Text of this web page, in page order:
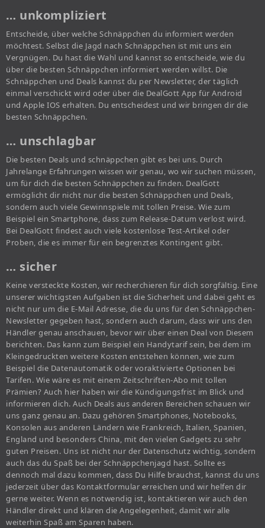
… unkompliziert
Entscheide, über welche Schnäppchen du informiert werden
möchtest. Selbst die Jagd nach Schnäppchen ist mit uns ein
Vergnügen. Du hast die Wahl und kannst so entscheide, wie du
über die besten Schnäppchen informiert werden willst. Die
Schnäppchen und Deals kannst du per Newsletter, der täglich
einmal verschickt wird oder über die DealGott App für Android
und Apple IOS erhalten. Du entscheidest und wir bringen dir die
besten Schnäppchen.
… unschlagbar
Die besten Deals und schnäppchen gibt es bei uns. Durch
Jahrelange Erfahrungen wissen wir genau, wo wir suchen müssen,
um für dich die besten Schnäppchen zu finden. DealGott
ermöglicht dir nicht nur die besten Schnäppchen und Deals,
sondern auch viele Gewinnspiele mit tollen Preise. Wie zum
Beispiel ein Smartphone, dass zum Release-Datum verlost wird.
Bei DealGott findest auch viele kostenlose Test-Artikel oder
Proben, die es immer für ein begrenztes Kontingent gibt.
… sicher
Keine versteckte Kosten, wir recherchieren für dich sorgfältig. Eine
unserer wichtigsten Aufgaben ist die Sicherheit und dabei geht es
nicht nur um die E-Mail Adresse, die du uns für den Schnäppchen-
Newsletter gegeben hast, sondern auch darum, dass wir uns den
Händler genau anschauen, bevor wir über einen Deal von Diesem
berichten. Das kann zum Beispiel ein Handytarif sein, bei dem im
Kleingedruckten weitere Kosten entstehen können, wie zum
Beispiel die Datenautomatik oder voraktivierte Optionen bei
Tarifen. Wie wäre es mit einem Zeitschriften-Abo mit tollen
Prämien? Auch hier haben wir die Kündigungsfrist im Blick und
informieren dich. Auch Deals aus anderen Bereichen schauen wir
uns ganz genau an. Dazu gehören Smartphones, Notebooks,
Konsolen aus anderen Ländern wie Frankreich, Italien, Spanien,
England und besonders China, mit den vielen Gadgets zu sehr
guten Preisen. Uns ist nicht nur der Datenschutz wichtig, sondern
auch das du Spaß bei der Schnäppchenjagd hast. Sollte es
dennoch mal dazu kommen, dass Du Hilfe brauchst, kannst du uns
jederzeit über das Kontaktformular erreichen und wir helfen dir
gerne weiter. Wenn es notwendig ist, kontaktieren wir auch den
Händler direkt und klären die Angelegenheit, damit wir alle
weiterhin Spaß am Sparen haben.